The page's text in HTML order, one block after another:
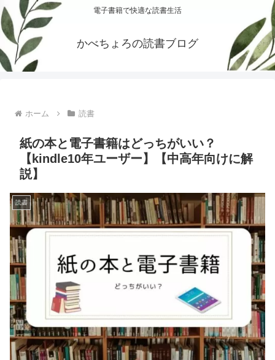
電子書籍で快適な読書生活
かべちょろの読書ブログ
ホーム 読書
紙の本と電子書籍はどっちがいい？
【kindle10年ユーザー】【中高年向けに解
説】
読書